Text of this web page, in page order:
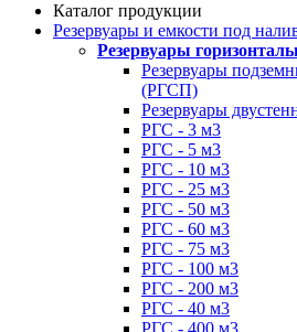
Каталог продукции
Резервуары и емкости под
Резервуары
Резервуары
(РГСП)
Резервуары
РГС - 3 м3
РГС - 5 м3
РГС - 10 м3
РГС - 25 м3
РГС - 50 м3
РГС - 60 м3
РГС - 75 м3
РГС - 100 м3
РГС - 200 м3
РГС - 40 м3
РГС - 400 м3